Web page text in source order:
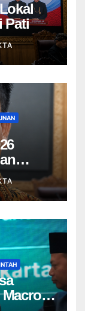
Pati